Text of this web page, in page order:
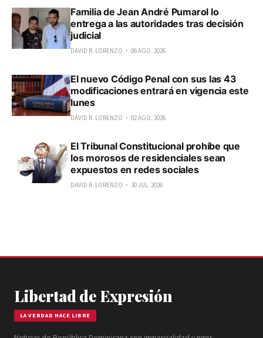
Familia de Jean André Pumarol lo
entrega a las autoridades tras decisión
judicial
DAVID R. LORENZO 06 AGO. 2026
El nuevo Código Penal con sus las 43
modificaciones entrará en vigencia este
lunes
DAVID R. LORENZO 02 AGO. 2026
El Tribunal Constitucional prohíbe que
los morosos de residenciales sean
expuestos en redes sociales
DAVID R. LORENZO 30 JUL. 2026
Libertad de Expresión
LA VERDAD HACE LIBRE